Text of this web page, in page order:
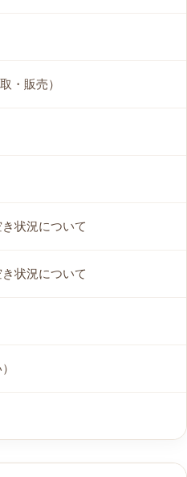
・販売）
状況について
状況について